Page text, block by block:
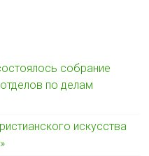
собрание
по делам
искусства